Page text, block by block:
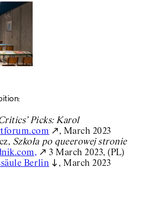
Picks: Karol
, March 2023
Szkoła po queerowej stronie
3 March 2023, (PL)
Berlin , March 2023